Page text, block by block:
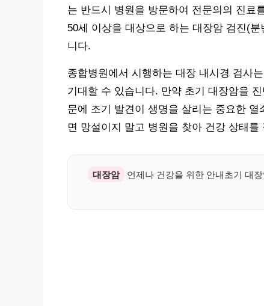
는 반드시 병원을 방문하여 전문의의 진료
50세 이상을 대상으로 하는 대장암 검진(
니다.
종합병원에서 시행하는 대장 내시경 검사
기대할 수 있습니다. 만약 초기 대장암을
문에 조기 발견이 생명을 살리는 중요한
면 망설이지 말고 병원을 찾아 건강 상태를
대장암 언제나 건강을 위한 안내초기 대